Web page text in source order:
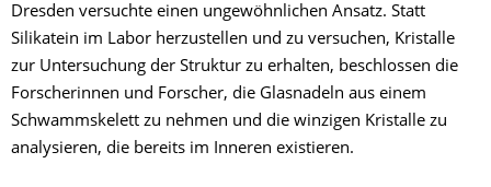
Dresden versuchte einen ungewöhnlichen Ansatz. Statt
Silikatein im Labor herzustellen und zu versuchen, Kristalle
zur Untersuchung der Struktur zu erhalten, beschlossen die
Forscherinnen und Forscher, die Glasnadeln aus einem
Schwammskelett zu nehmen und die winzigen Kristalle zu
analysieren, die bereits im Inneren existieren.